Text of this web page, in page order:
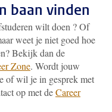
baan vinden
wilt doen ? Of
weet je niet goed hoe
Bekijk dan de
Zone. Wordt jouw
of wil je in gesprek met
op met deCareer